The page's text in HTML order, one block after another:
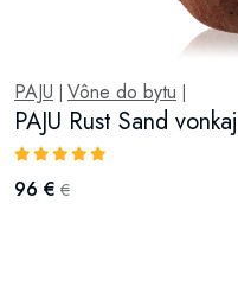
PAJU Vône do bytu
PAJU Rust Sand
96 € €